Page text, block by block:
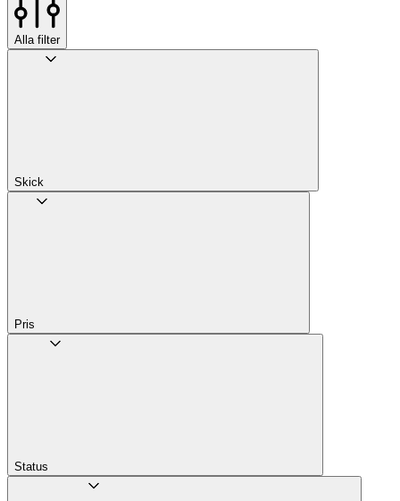
Alla filter
Skick
Pris
Status